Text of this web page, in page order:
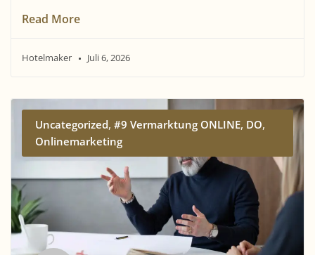
Read More
Hotelmaker Juli 6, 2026
Uncategorized,#9 Vermarktung ONLINE, DO,
Onlinemarketing